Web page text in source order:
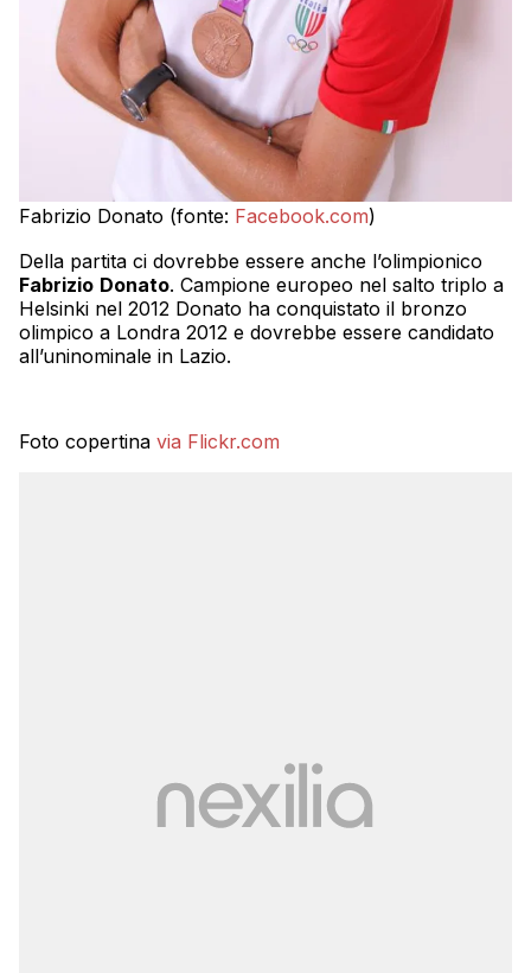
Fabrizio Donato (fonte: Facebook.com)
Della partita ci dovrebbe essere anche l’olimpionico
Fabrizio Donato. Campione europeo nel salto triplo a
Helsinki nel 2012 Donato ha conquistato il bronzo
olimpico a Londra 2012 e dovrebbe essere candidato
all’uninominale in Lazio.
Foto copertina via Flickr.com